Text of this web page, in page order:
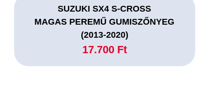
SUZUKI SX4 S-CROSS
MAGAS PEREMŰ GUMISZŐNYEG
(2013-2020)
17.700 Ft